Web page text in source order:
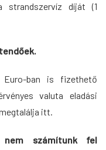
strandszervíz díját (1
ban is fizethető
valuta eladási
itt.
nem számítunk fel